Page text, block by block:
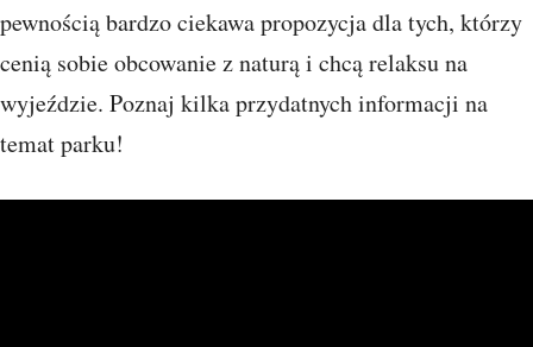
pewnością bardzo ciekawa propozycja dla tych, którzy
cenią sobie obcowanie z naturą i chcą relaksu na
wyjeździe. Poznaj kilka przydatnych informacji na
temat parku!